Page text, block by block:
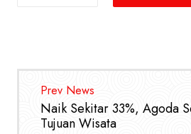
Prev News
Naik Sekitar 33%, Agoda
Tujuan Wisata